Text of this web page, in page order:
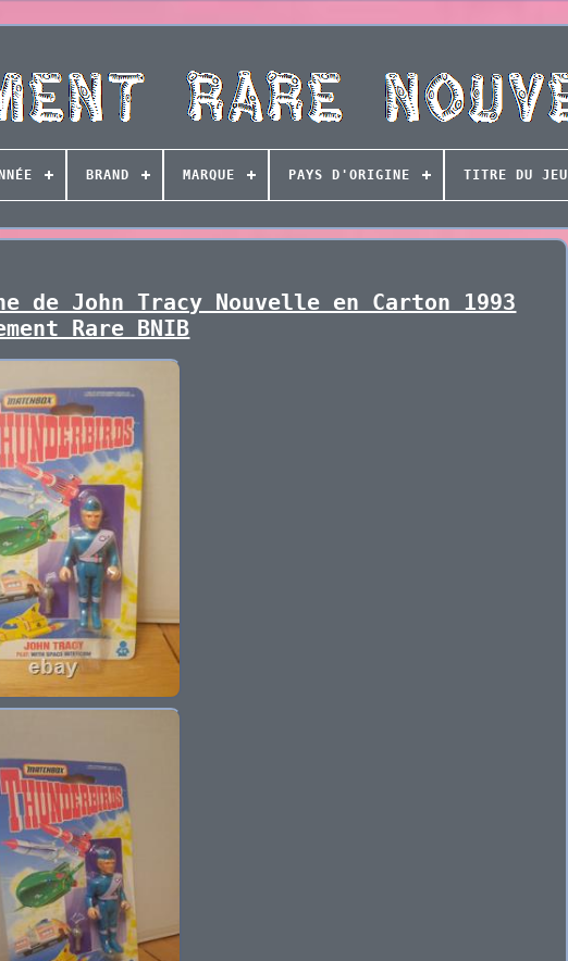
BRAND MARQUE PAYS D'ORIGINE TITRE DU JEU
de John Tracy Nouvelle en Carton 1993
Rare BNIB